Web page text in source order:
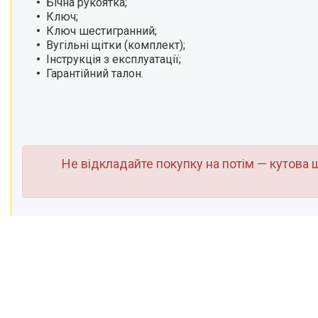
Електричні трицикли
Електроінструмент
Електросамокати
Бензообладнання
Електроінструменти.
Будь в курсі знижок
Ключ;
Ключ шестигранний;
Вугільні щітки (комплект);
Інструкція з експлуатації;
Гарантійний талон.
Не відкладайте покупку на потім —